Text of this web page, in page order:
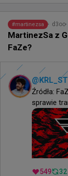
#martinezsa d3oo
MartinezSa z
FaZe?
@
Źródła:
sprawie
549 32